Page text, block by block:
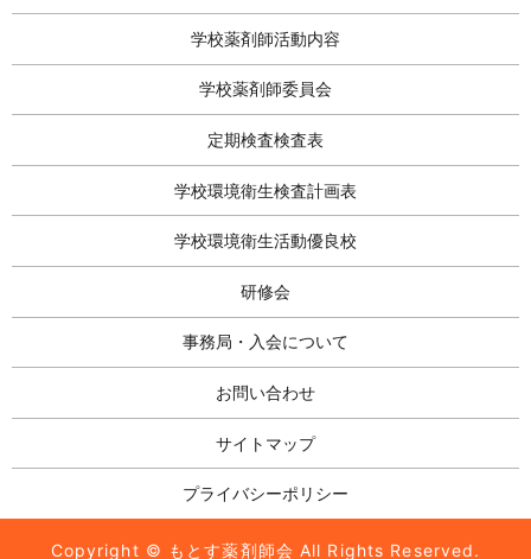
学校薬剤師活動内容
学校薬剤師委員会
定期検査検査表
学校環境衛生検査計画表
学校環境衛生活動優良校
研修会
事務局・入会について
お問い合わせ
サイトマップ
プライバシーポリシー
Copyright © もとす薬剤師会 All Rights Reserved.